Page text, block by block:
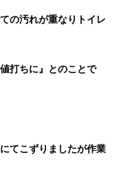
の汚れが重なりトイレ
打ちに』とのことで
てこずりましたが作業